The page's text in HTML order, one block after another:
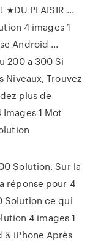
PLAISIR ...
4 images 1
Android ...
200 a 300 Si
Niveaux, Trouvez
plus de
1 Mot
Solution. Sur la
réponse pour 4
Solution ce qui
4 images 1
& iPhone Après